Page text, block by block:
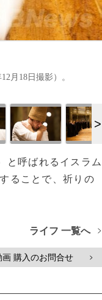
月18日撮影）。
と呼ばれるイスラム
ることで、祈りの
ライフ 一覧へ >
画 購入のお問合せ >